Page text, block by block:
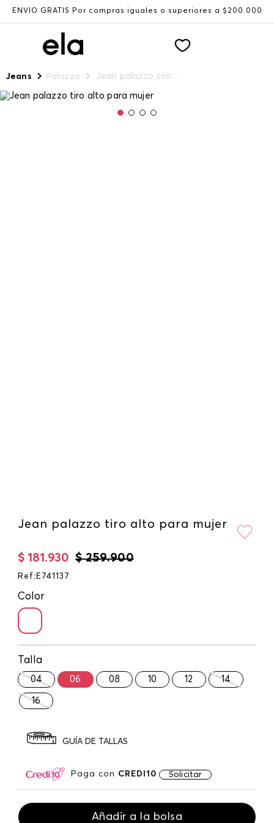
ENVÍO GRATIS Por compras iguales o superiores a $200.000
Jeans Palazzo Jean palazzo tiro alto para mujer
Jean palazzo tiro alto para mujer
$ 259.900
$ 181 .930
Ref : E741137
Color
Talla
04 06 08 10 12 14
16
GUÍA DE TALLAS
Paga con CREDI10 Solicitar
Añadir a la bolsa